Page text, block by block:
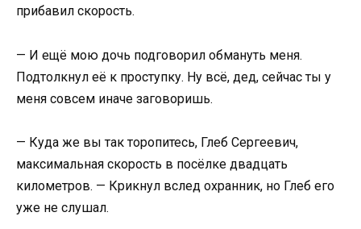
прибавил скорость.
— И ещё мою дочь подговорил обмануть меня.
Подтолкнул её к проступку. Ну всё, дед, сейчас ты у
меня совсем иначе заговоришь.
— Куда же вы так торопитесь, Глеб Сергеевич,
максимальная скорость в посёлке двадцать
километров. — Крикнул вслед охранник, но Глеб его
уже не слушал.